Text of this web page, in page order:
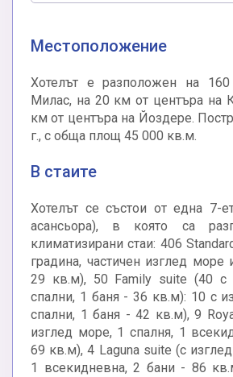
Местоположение
Хотелът е разположен на
Милас, на 20 км от центъра на
км от центъра на Йоздере.
г., с обща площ 45 000 кв.м.
В стаите
Хотелът се състои от една 7-
асансьора), в която са
климатизирани стаи: 406
градина, частичен изглед
29 кв.м), 50 Family suite (40 с
спални, 1 баня - 36 кв.м): 10 с
спални, 1 баня - 42 кв.м), 9
изглед море, 1 спалня, 1
69 кв.м), 4 Laguna suite (с
1 всекидневна, 2 бани - 86